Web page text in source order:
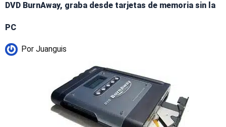
DVD BurnAway, graba desde tarjetas de memoria sin la
PC
Por Juanguis